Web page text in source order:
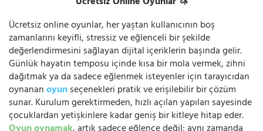
Ücretsiz online oyunlar, her yaştan kullanıcının boş
zamanlarını keyifli, stressiz ve eğlenceli bir şekilde
değerlendirmesini sağlayan dijital içeriklerin başında gelir.
Günlük hayatın temposu içinde kısa bir mola vermek, zihni
dağıtmak ya da sadece eğlenmek isteyenler için tarayıcıdan
oynananoyunseçenekleri pratik ve erişilebilir bir çözüm
sunar. Kurulum gerektirmeden, hızlı açılan yapıları sayesinde
çocuklardan yetişkinlere kadar geniş bir kitleye hitap eder.